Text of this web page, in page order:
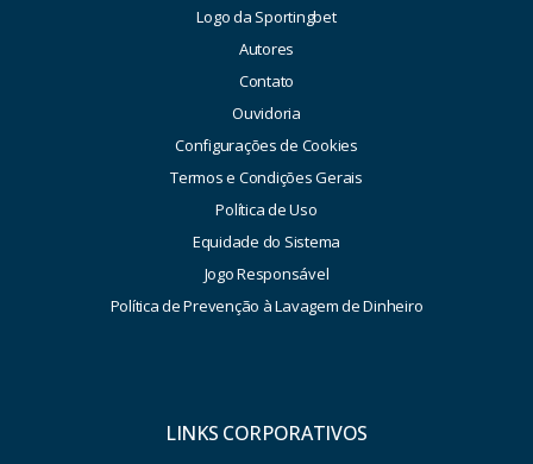
Logo da Sportingbet
Autores
Contato
Ouvidoria
Configurações de Cookies
Termos e Condições Gerais
Política de Uso
Equidade do Sistema
Jogo Responsável
Política de Prevenção à Lavagem de Dinheiro
LINKS CORPORATIVOS